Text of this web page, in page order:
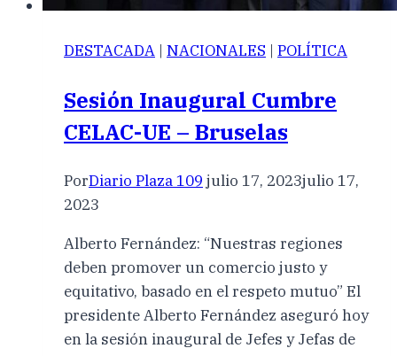
DESTACADA | NACIONALES | POLÍTICA
Sesión Inaugural Cumbre
CELAC-UE – Bruselas
PorDiario Plaza 109 julio 17, 2023julio 17,
2023
Alberto Fernández: “Nuestras regiones
deben promover un comercio justo y
equitativo, basado en el respeto mutuo” El
presidente Alberto Fernández aseguró hoy
en la sesión inaugural de Jefes y Jefas de